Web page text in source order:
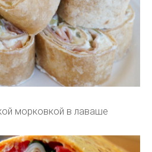
морковкой в лаваше